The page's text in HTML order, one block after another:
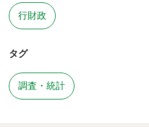
行財政
タグ
調査・統計